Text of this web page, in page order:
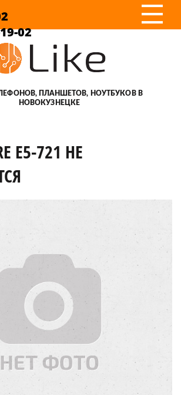
02
III
ПЛАНШЕТОВ, НОУТБУКОВ В
НОВОКУЗНЕЦКЕ
E5-721 НЕ